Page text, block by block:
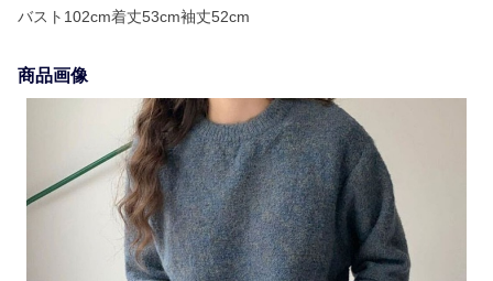
バスト102cm着丈53cm袖丈52cm
商品画像